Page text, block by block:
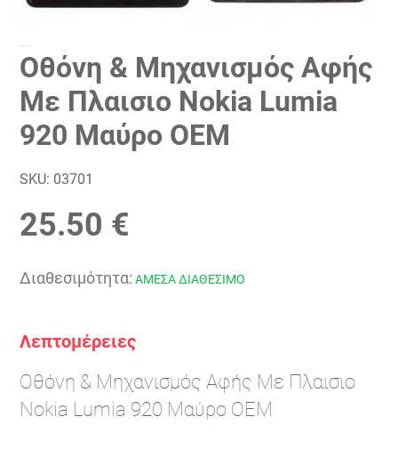
Οθόνη & Μηχανισμός Αφής
Με Πλαισιο Nokia Lumia
920 Μαύρo OEM
SKU: 03701
25.50 €
Διαθεσιμότητα: ΑΜΕΣΑ ΔΙΑΘΕΣΙΜΟ
Λεπτομέρειες
Οθόνη & Μηχανισμός Αφής Με Πλαισιο
Nokia Lumia 920 Μαύρo OEM